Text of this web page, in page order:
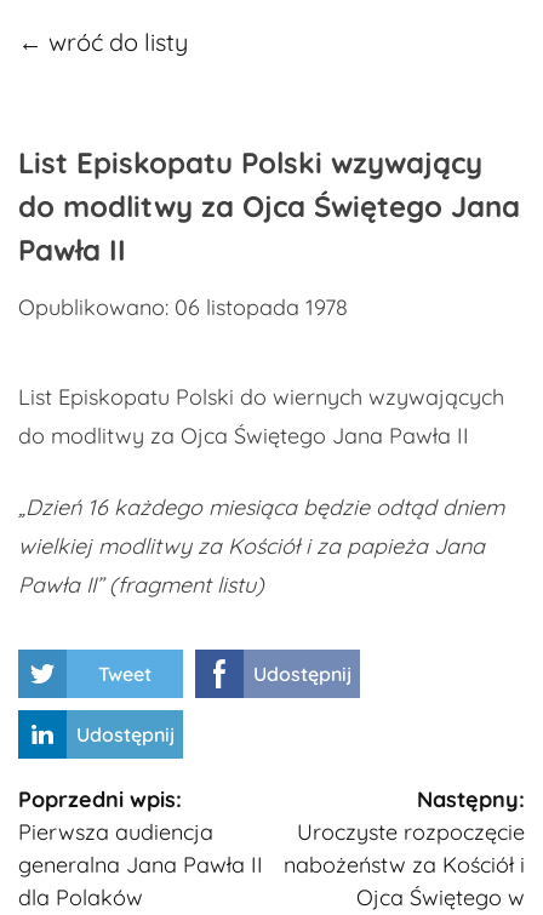
← wróć do listy
List Episkopatu Polski wzywający
do modlitwy za Ojca Świętego Jana
Pawła II
Opublikowano: 06 listopada 1978
List Episkopatu Polski do wiernych wzywających
do modlitwy za Ojca Świętego Jana Pawła II
„Dzień 16 każdego miesiąca będzie odtąd dniem
wielkiej modlitwy za Kościół i za papieża Jana
Pawła II” (fragment listu)
Tweet Udostępnij
Udostępnij
Kontynuuj
czytanie
Poprzedni wpis:
Pierwsza audiencja
generalna Jana Pawła II
dla Polaków
Następny:
Uroczyste rozpoczęcie
nabożeństw za Kościół i
Ojca Świętego w